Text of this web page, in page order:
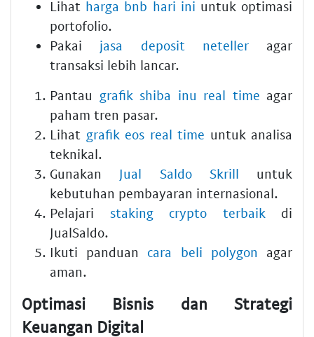
Lihat harga bnb hari ini untuk optimasi
portofolio.
Pakai jasa deposit netelleragar
transaksi lebih lancar.
Pantau grafik shiba inu real time agar
paham tren pasar.
Lihat grafik eos real time untuk analisa
teknikal.
Gunakan Jual Saldo Skrill untuk
kebutuhan pembayaran internasional.
Pelajari staking crypto terbaikdi
JualSaldo.
Ikuti panduan cara beli polygon agar
aman.
Optimasi Bisnis dan Strategi
Keuangan Digital